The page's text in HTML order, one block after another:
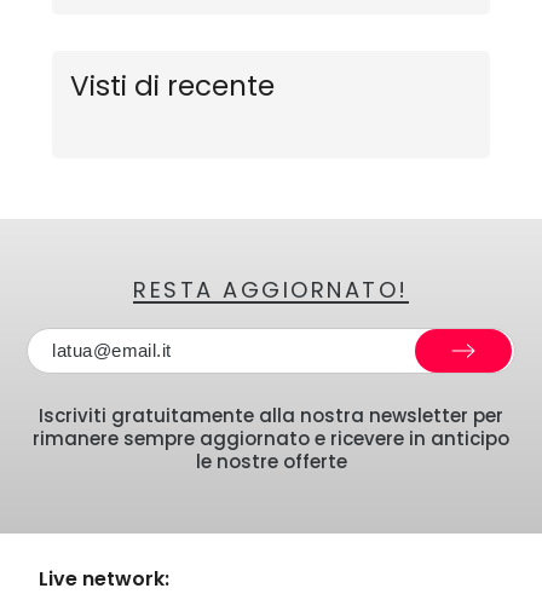
Visti di recente
RESTA AGGIORNATO!
Iscriviti gratuitamente alla nostra newsletter per
rimanere sempre aggiornato e ricevere in anticipo
le nostre offerte
Live network: